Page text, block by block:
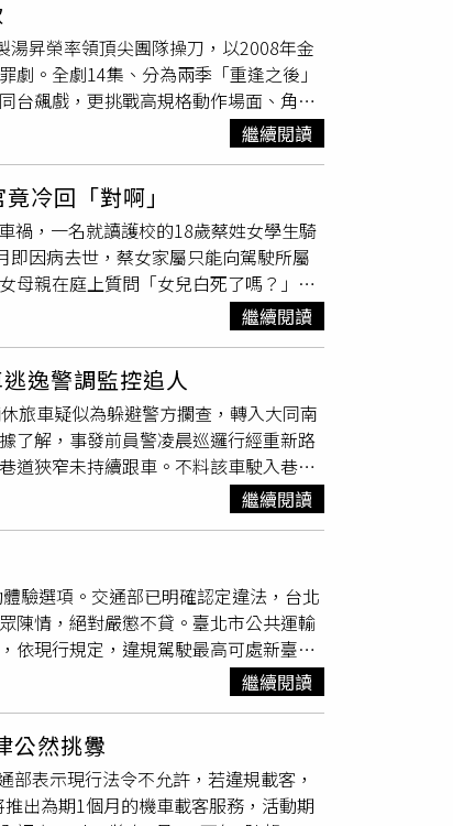
元。
體驗累積經驗，未來未必會推出機車
今年5月便啟動邀請制駕駛預約程序，
違規經查證屬實，將依法裁處。台北
，Uber表示，目前尚未收到正式罰單，
持對話，尋求兼顧法規與創新交通服務
湯昇榮率領頂尖團隊操刀，以2008年金
。全劇14集、分為兩季「重逢之後」
台飆戲，更挑戰高規格動作場面、角色
拍攝逼車戲時壓力爆表。（圖／瀚草影
動作戲，不僅有拳拳到肉的近身搏擊，
別留起鬍子，塑造角色歷練後的形象，
在烈日下奔跑4、5小時，「拍完都像
拍最緊張的就是這場戲，因為我平常很
，拍完一下車腿都軟了。」李國毅在劇
新貴光環，成為車廠落魄維修工，第二
日摯友李國毅完全無法捉摸，精湛詮釋
妤」，第一季較為壓抑內斂，在權貴鬥
」。談起為戲驚喜組唱跳女團，蔡亘晏
計了有記憶點又不會太難的舞步，拯
在第二季一路逆襲上位，晉升頂端型男
劇形象，演出與李國毅一同查案的刑警
夫透露拍戲那陣子有電梯不搭，堅持爬
推開、作勢舉槍，笑說：「拍完戲的意
驚喜現身。《成名在望》講述李國毅、
展開，卻一步步深陷歹徒精心佈局的
望的試煉就此展開！7月25日起正式
）、Hami Video影劇館+、MyVideo同
、攻堅、防守等一系列特訓。（圖／
繼續閱讀
冷回「對啊」
禍，一名就讀護校的18歲蔡姓女學生騎
因病去世，蔡女家屬只能向駕駛所屬
母親在庭上質問「女兒白死了嗎？」法
右，蔡女在新生南路與忠孝東路交叉口
3台機車，導致蔡女連人帶車遭輾過，
，賴阿明就因病離世，因此刑事部分偵
定賴阿明應賠償蔡女母親請求的喪葬
餘元，法官認為蔡女母親沒有提出「未
母親已領取700萬元強制險，超出求償
歉，而她也發現賴阿明的吊車相關文
所提出的撫養金，當她哽咽問法官「我
。蔡女母親表示，她實際上只拿到200
說「你講你的啊，我判我的啊！你可
是一審法官判錯了，且在法庭上對我
是認真仔細辦案，但對這份判決內容及
公道。」
繼續閱讀
逸警調監控追人
旅車疑似為躲避警方攔查，轉入大同南
了解，事發前員警凌晨巡邏行經重新路
道狹窄未持續跟車。不料該車駛入巷內
周邊監視器畫面追查。警方表示，駕
1至3個月，另將釐清是否涉及刑事責
繼續閱讀
驗選項。交通部已明確認定違法，台北
陳情，絕對嚴懲不貸。臺北市公共運輸
依現行規定，違規駕駛最高可處新臺幣
何規避法令、破壞市場秩序之違法營運
曾經向市府探詢，但市府並未同意，機
險可供投保，若不幸發生事故，乘車民
準備，一旦接獲民眾陳情經認定屬
鴻說，跟法務研究過，機車載客違背
該大膽嘗試，中央地方採取同樣態度，
繼續閱讀
公然挑釁
表示現行法令不允許，若違規載客，
出為期1個月的機車載客服務，活動期